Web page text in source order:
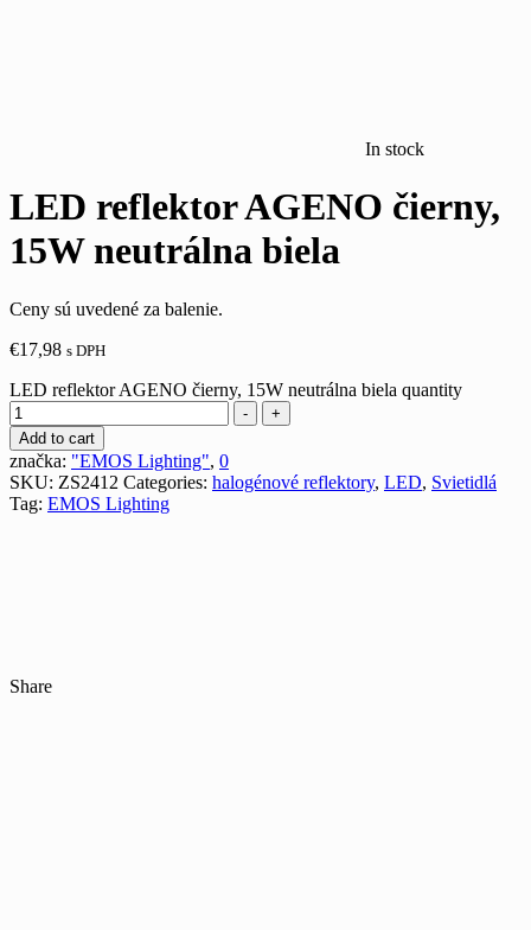
In stock
LED reflektor AGENO čierny,
15W neutrálna biela
Ceny sú uvedené za balenie.
€17,98 s DPH
LED reflektor AGENO čierny, 15W neutrálna biela quantity
-
+
Add to cart
značka: "EMOS Lighting", 0
SKU: ZS2412 Categories: halogénové reflektory, LED, Svietidlá
Tag: EMOS Lighting
Share